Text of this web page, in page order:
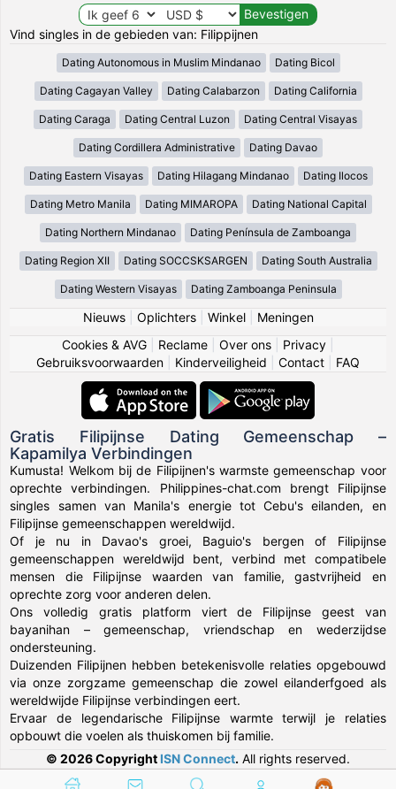
Vind singles in de gebieden van: Filippijnen
Dating Autonomous in Muslim Mindanao Dating Bicol
Dating Cagayan Valley Dating Calabarzon Dating California
Dating Caraga Dating Central Luzon Dating Central Visayas
Dating Cordillera Administrative Dating Davao
Dating Eastern Visayas Dating Hilagang Mindanao Dating Ilocos
Dating Metro Manila Dating MIMAROPA Dating National Capital
Dating Northern Mindanao Dating Península de Zamboanga
Dating Region XII Dating SOCCSKSARGEN Dating South Australia
Dating Western Visayas Dating Zamboanga Peninsula
Nieuws| Oplichters| Winkel| Meningen
Cookies & AVG
Reclame Over ons Privacy
Gebruiksvoorwaarden
Kinderveiligheid Contact FAQ
Gratis Filipijnse Dating Gemeenschap –
Kapamilya Verbindingen
Kumusta! Welkom bij de Filipijnen's warmste gemeenschap voor
oprechte verbindingen. Philippines-chat.com brengt Filipijnse
singles samen van Manila's energie tot Cebu's eilanden, en
Filipijnse gemeenschappen wereldwijd.
Of je nu in Davao's groei, Baguio's bergen of Filipijnse
gemeenschappen wereldwijd bent, verbind met compatibele
mensen die Filipijnse waarden van familie, gastvrijheid en
oprechte zorg voor anderen delen.
Ons volledig gratis platform viert de Filipijnse geest van
bayanihan – gemeenschap, vriendschap en wederzijdse
ondersteuning.
Duizenden Filipijnen hebben betekenisvolle relaties opgebouwd
via onze zorgzame gemeenschap die zowel eilanderfgoed als
wereldwijde Filipijnse verbindingen eert.
Ervaar de legendarische Filipijnse warmte terwijl je relaties
opbouwt die voelen als thuiskomen bij familie.
© 2026 Copyright ISN Connect. All rights reserved.